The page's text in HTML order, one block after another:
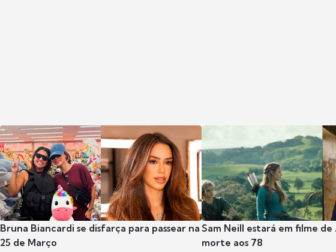
Bruna Biancardi se disfarça para passear na
25 de Março
Sam Neill estará em filme de
morte aos 78